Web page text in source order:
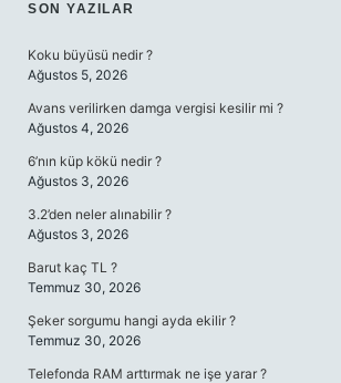
SIDEBAR
SON YAZILAR
Koku büyüsü nedir ?
Ağustos 5, 2026
Avans verilirken damga vergisi kesilir mi ?
Ağustos 4, 2026
6’nın küp kökü nedir ?
Ağustos 3, 2026
3.2’den neler alınabilir ?
Ağustos 3, 2026
Barut kaç TL ?
Temmuz 30, 2026
Şeker sorgumu hangi ayda ekilir ?
Temmuz 30, 2026
Telefonda RAM arttırmak ne işe yarar ?